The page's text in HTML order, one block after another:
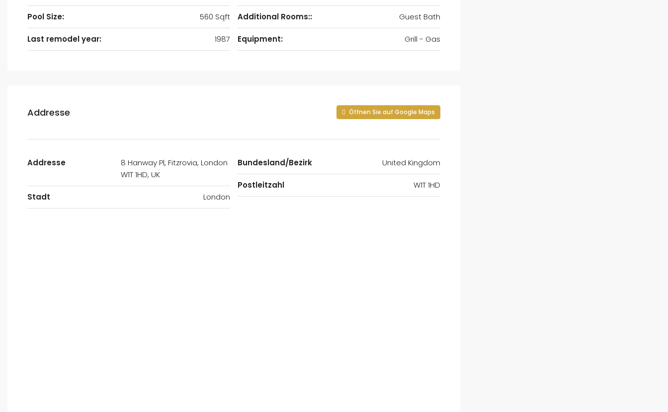
Pool Size: 560 Sqft
Last remodel year: 1987
Additional Rooms:: Guest Bath
Equipment: Grill - Gas
Addresse Öffnen Sie auf Google Maps
Addresse
8 Hanway Pl, Fitzrovia, London
W1T 1HD, UK
Stadt London
Bundesland/Bezirk United Kingdom
Postleitzahl W1T 1HD